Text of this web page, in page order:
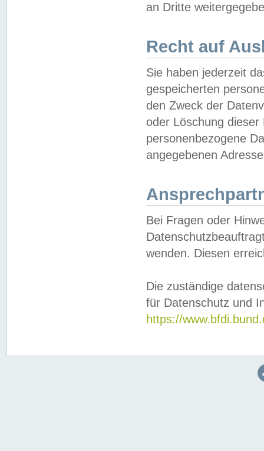
an Dritte
Recht auf
Sie haben jederzeit
gespeicherten
den Zweck der
oder Löschung
personenbezogene
angegebenen
Bei Fragen oder
wenden. Diesen
Die zuständige
für Datenschutz und
https://